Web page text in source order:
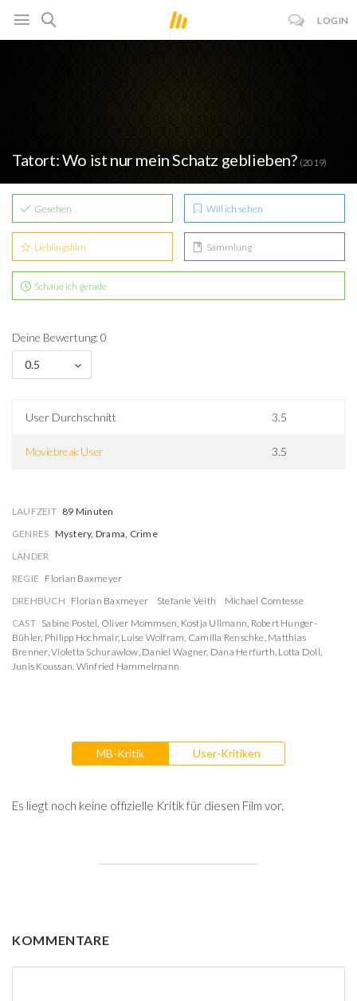
LOGIN
Tatort: Wo ist nur mein Schatz geblieben? (2019)
Gesehen Will ich sehen
Lieblingsfilm Sammlung
Schaue ich gerade
Deine Bewertung: 0
0.5
User Durchschnitt 3.5
Moviebreak User 3.5
LAUFZEIT 89 Minuten
GENRES Mystery, Drama, Crime
LÄNDER
REGIE Florian Baxmeyer
DREHBUCH Florian Baxmeyer Stefanie Veith
Michael Comtesse
CAST Sabine Postel, Oliver Mommsen, Kostja Ullmann, Robert Hunger-
Bühler, Philipp Hochmair, Luise Wolfram, Camilla Renschke, Matthias
Brenner,Violetta Schurawlow, Daniel Wagner, Dana Herfurth, Lotta Doll,
Junis Koussan, Winfried Hammelmann
MB-Kritik User-Kritiken
Es liegt noch keine offizielle Kritik für diesen Film vor.
KOMMENTARE